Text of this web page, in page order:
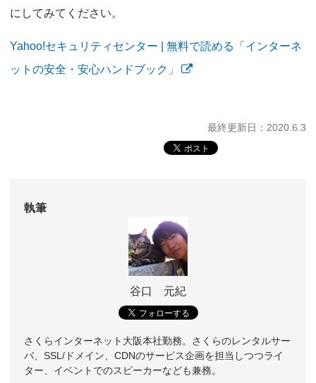
にしてみてください。
Yahoo!セキュリティセンター | 無料で読める「インターネ
ットの安全・安心ハンドブック」
最終更新日：2020.6.3
執筆
谷口 元紀
さくらインターネット大阪本社勤務。さくらのレンタルサー
バ、SSL/ドメイン、CDNのサービス企画を担当しつつライ
ター、イベントでのスピーカーなども兼務。